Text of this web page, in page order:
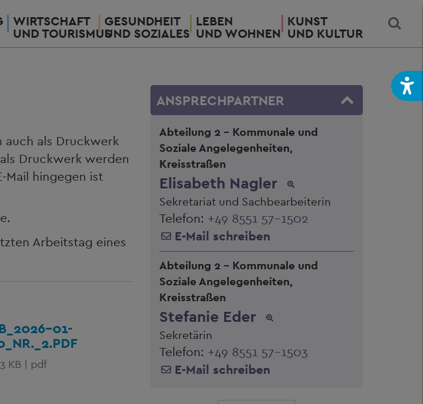
WIRTSCHAFT
UND TOURISMUS
GESUNDHEIT
UND SOZIALES
LEBEN
UND WOHNEN
KUNST
UND KULTUR
auch als Druckwerk
Druckwerk werden
Mail hingegen ist
Arbeitstag eines
01-
KB | pdf
ANSPRECHPARTNER
Abteilung 2 - Kommunale und
Soziale Angelegenheiten,
Kreisstraßen
Elisabeth Nagler
Sekretariat und Sachbearbeiterin
Telefon: +49 8551 57-1502
E-Mail schreiben
Abteilung 2 - Kommunale und
Soziale Angelegenheiten,
Kreisstraßen
Stefanie Eder
Sekretärin
Telefon: +49 8551 57-1503
E-Mail schreiben